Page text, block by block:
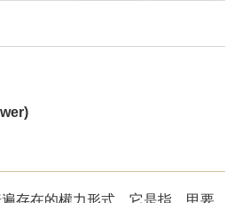
在的權力形式，它是指，甲要